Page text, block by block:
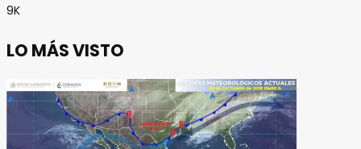
9K
LO MÁS VISTO